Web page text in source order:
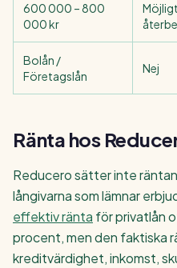
600 000 – 800
000 kr
Bolån /
Företagslån
Nej
Ränta hos
Reducero sätter inte
långivarna som lämnar
effektiv ränta för privatlån
procent, men den faktiska
kreditvärdighet, inkomst,